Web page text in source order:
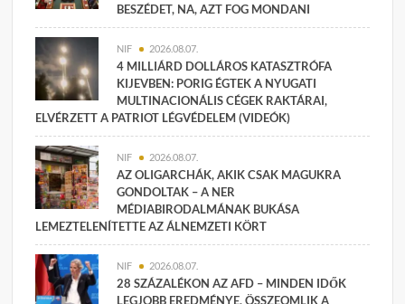
BESZÉDET, NA, AZT FOG MONDANI
NIF 2026.08.07.
4 MILLIÁRD DOLLÁROS KATASZTRÓFA
KIJEVBEN: PORIG ÉGTEK A NYUGATI
MULTINACIONÁLIS CÉGEK RAKTÁRAI,
ELVÉRZETT A PATRIOT LÉGVÉDELEM (VIDEÓK)
NIF 2026.08.07.
AZ OLIGARCHÁK, AKIK CSAK MAGUKRA
GONDOLTAK – A NER
MÉDIABIRODALMÁNAK BUKÁSA
LEMEZTELENÍTETTE AZ ÁLNEMZETI KÖRT
NIF 2026.08.07.
28 SZÁZALÉKON AZ AFD – MINDEN IDŐK
LEGJOBB EREDMÉNYE, ÖSSZEOMLIK A